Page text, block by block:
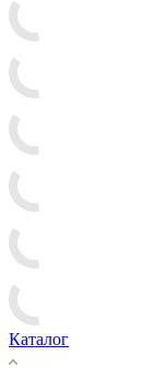
Каталог